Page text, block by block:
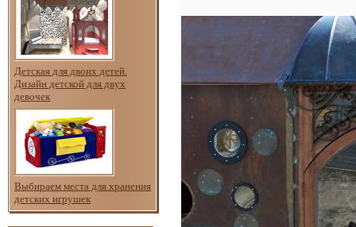
Детская для двоих детей.
Дизайн детской для двух
девочек
Выбираем места для хранения
детских игрушек